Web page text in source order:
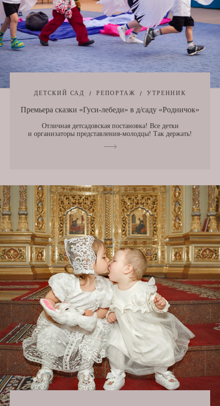
ДЕТСКИЙ САД РЕПОРТАЖ УТРЕННИК
Премьера сказки «Гуси-лебеди» в д/саду «Родничок»
Отличная детсадовская постановка! Все детки
и организаторы представления-молодцы! Так держать!